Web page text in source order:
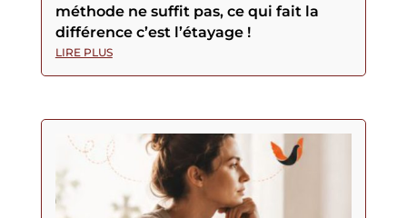
méthode ne suffit pas, ce qui fait la
différence c’est l’étayage !
LIRE PLUS